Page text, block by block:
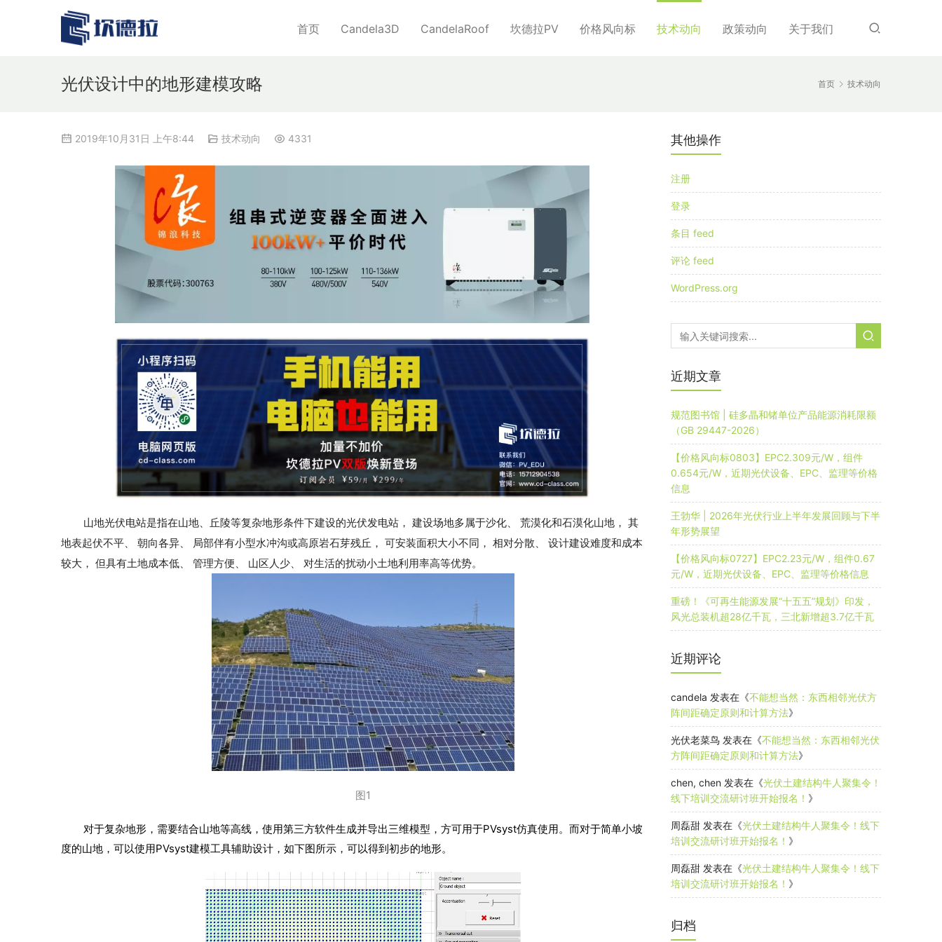
首页 Candela3D CandelaRoof 坎德拉PV 价格风向标 技术动向 政策动向 关于我们
首页 技术动向
光伏设计中的地形建模攻略
2019年10月31日 上午8:44 技术动向 4331
山地光伏电站是指在山地、丘陵等复杂地形条件下建设的光伏发电站， 建设场地多属于沙化、 荒漠化和石漠化山地， 其
地表起伏不平、 朝向各异、 局部伴有小型水冲沟或高原岩石芽残丘， 可安装面积大小不同， 相对分散、 设计建设难度和成本
较大， 但具有土地成本低、 管理方便、 山区人少、 对生活的扰动小土地利用率高等优势。
图1
对于复杂地形，需要结合山地等高线，使用第三方软件生成并导出三维模型，方可用于PVsyst仿真使用。而对于简单小坡
度的山地，可以使用PVsyst建模工具辅助设计，如下图所示，可以得到初步的地形。
其他操作
注册
登录
条目 feed
评论 feed
WordPress.org
近期文章
规范图书馆 | 硅多晶和锗单位产品能源消耗限额
（GB 29447-2026）
【价格风向标0803】EPC2.309元/W，组件
0.654元/W，近期光伏设备、EPC、监理等价格
信息
王勃华 | 2026年光伏行业上半年发展回顾与下半
年形势展望
【价格风向标0727】EPC2.23元/W，组件0.67
元/W，近期光伏设备、EPC、监理等价格信息
重磅！《可再生能源发展“十五五”规划》印发，
风光总装机超28亿千瓦，三北新增超3.7亿千瓦
近期评论
candela 发表在《不能想当然：东西相邻光伏方
阵间距确定原则和计算方法》
光伏老菜鸟 发表在《不能想当然：东西相邻光伏
方阵间距确定原则和计算方法》
chen, chen 发表在《光伏土建结构牛人聚集令！
线下培训交流研讨班开始报名！ 》
周磊甜 发表在《光伏土建结构牛人聚集令！线下
培训交流研讨班开始报名！ 》
周磊甜 发表在《光伏土建结构牛人聚集令！线下
培训交流研讨班开始报名！ 》
归档